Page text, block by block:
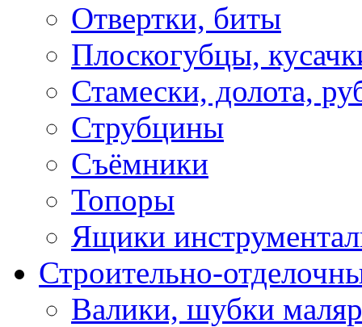
Отвертки, биты
Плоскогубцы,
Стамески, долота,
Струбцины
Съёмники
Топоры
Ящики
Строительно-
Валики, шубки